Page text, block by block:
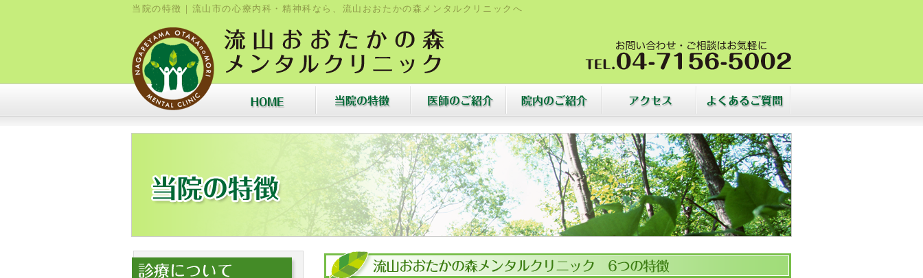
当院の特徴｜流山市の心療内科・精神科なら、流山おおたかの森メンタルクリニックへ